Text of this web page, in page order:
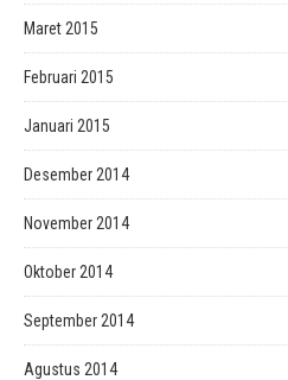
Maret 2015
Februari 2015
Januari 2015
Desember 2014
November 2014
Oktober 2014
September 2014
Agustus 2014